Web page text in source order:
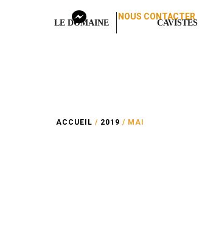
NOUS CONTACTER
LE DOMAINE CAVISTES
ACCUEIL / 2019 / MAI